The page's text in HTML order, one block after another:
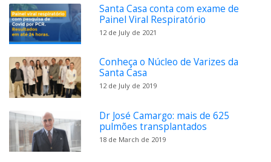
Santa Casa conta com exame de
Painel Viral Respiratório
12 de July de 2021
Conheça o Núcleo de Varizes da
Santa Casa
12 de July de 2019
Dr José Camargo: mais de 625
pulmões transplantados
18 de March de 2019